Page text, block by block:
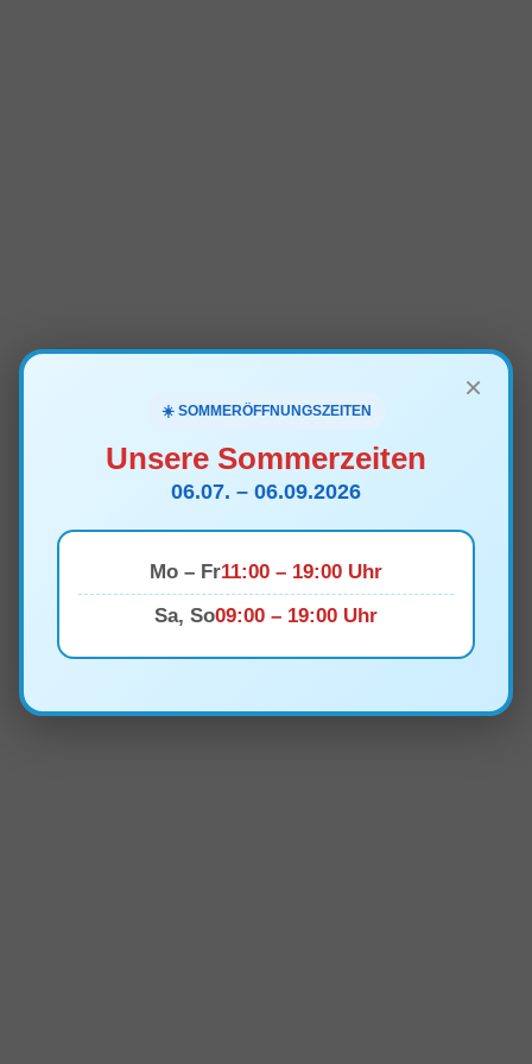
×
☀️ SOMMERÖFFNUNGSZEITEN
Unsere Sommerzeiten
06.07. – 06.09.2026
Mo – Fr11:00 – 19:00 Uhr
Sa, So09:00 – 19:00 Uhr